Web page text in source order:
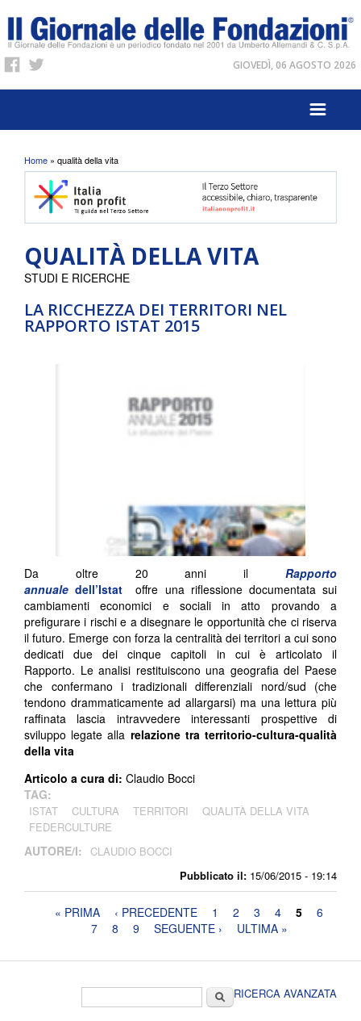
GIOVEDÌ, 06 AGOSTO 2026
Tu sei qui
Home » qualità della vita
QUALITÀ DELLA VITA
LA RICCHEZZA DEI TERRITORI NEL
RAPPORTO ISTAT 2015
Pubblicato il: 15/06/2015 - 19:14
STUDI E RICERCHE
Da oltre 20 anni il Rapporto
annuale dell’Istat
offre una riflessione documentata sui
cambiamenti economici e sociali in atto provando a
prefigurare i rischi e a disegnare le opportunità che ci riserva
il futuro. Emerge con forza la centralità dei territori a cui sono
dedicati due dei cinque capitoli in cui è articolato il
Rapporto. Le analisi restituiscono una geografia del Paese
che confermano i tradizionali differenziali nord/sud (che
tendono drammaticamente ad allargarsi) ma una lettura più
raffinata lascia intravvedere interessanti prospettive di
sviluppo legate alla relazione tra territorio-cultura-qualità
della vita
Articolo a cura di: Claudio Bocci
TAG:
ISTAT CULTURA TERRITORI
QUALITÀ DELLA VITA
FEDERCULTURE
AUTORE/I: CLAUDIO BOCCI
Pagine« PRIMA ‹ PRECEDENTE 1 2 3 4 5
6
7
8 9 SEGUENTE › ULTIMA »
CercaRICERCA AVANZATA